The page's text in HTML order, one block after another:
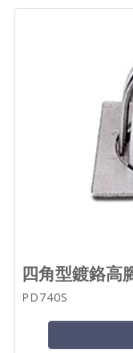
四角型鍍鉻高
PD740S